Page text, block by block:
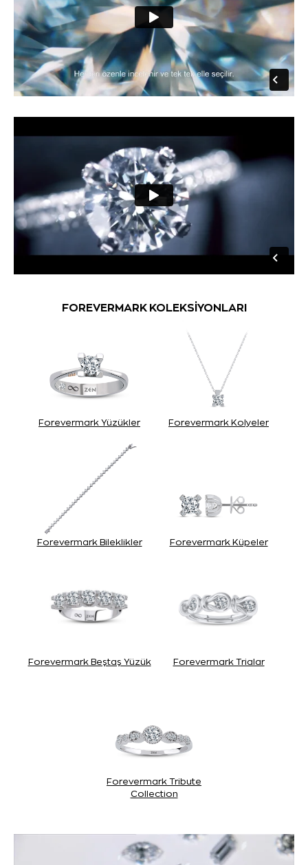
FOREVERMARK KOLEKSİYONLARI
Forevermark Yüzükler Forevermark Kolyeler
Forevermark Bileklikler Forevermark Küpeler
Forevermark Beştaş Yüzük Forevermark Trialar
Forevermark Tribute
Collection